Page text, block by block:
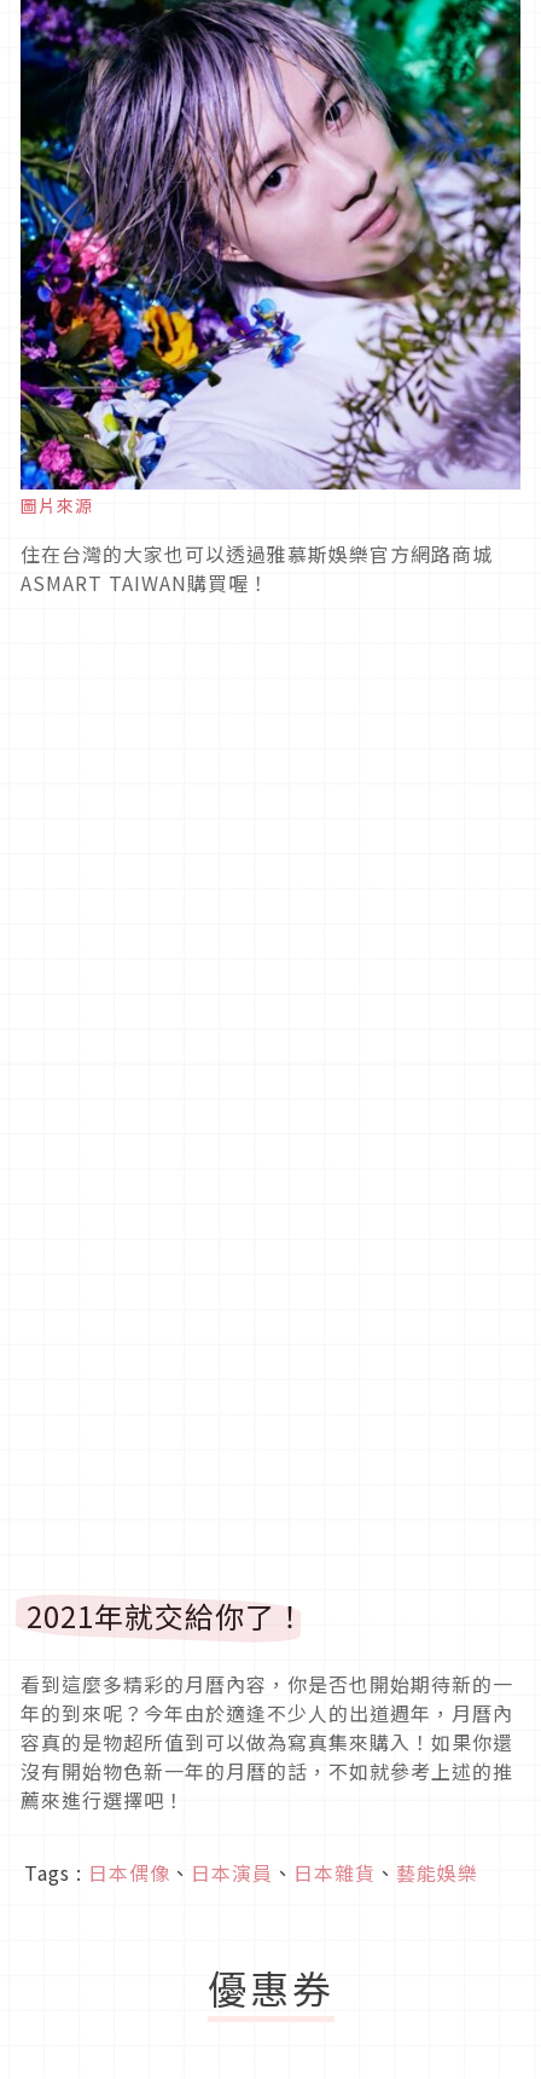
圖片來源
住在台灣的大家也可以透過雅慕斯娛樂官方網路商城
ASMART TAIWAN購買喔！
2021年就交給你了！
看到這麼多精彩的月曆內容，你是否也開始期待新的一
年的到來呢？今年由於適逢不少人的出道週年，月曆內
容真的是物超所值到可以做為寫真集來購入！如果你還
沒有開始物色新一年的月曆的話，不如就參考上述的推
薦來進行選擇吧！
Tags : 日本偶像 、 日本演員 、 日本雜貨 、 藝能娛樂
優惠券